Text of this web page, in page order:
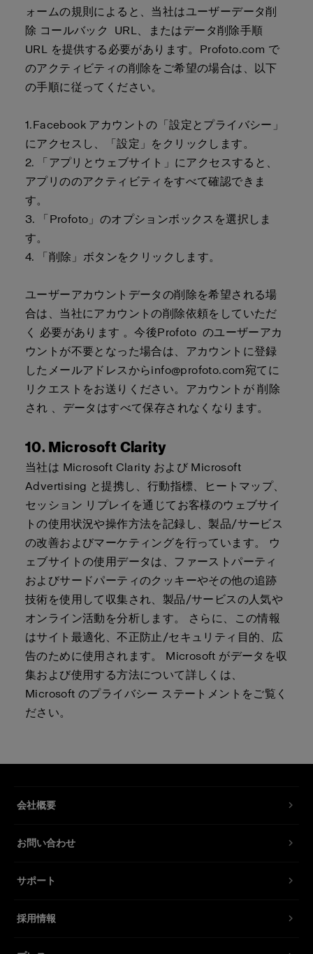
ォームの規則によると、当社はユーザーデータ削
除 コールバック
URL、またはデータ削除手順
URL を提供する 必要があります。 Profoto.com で
のアクティビティの削除をご希望の場合は、以下
の手順に従ってください。
1.Facebook アカウントの「設定とプライバシー」
にアクセスし、「設定」をクリックします。
2.
「アプリとウェブサイト」にアクセスすると、
アプリののアクティビティをすべて確認できま
す。
3.
「Profoto」 のオプションボックス を選択しま
す。
4.
「削除」ボタンをクリックします。
ユーザーアカウントデータの削除を希望される場
合は、当社にアカウントの削除依頼をしていただ
く 必要があります 。今後Profoto のユーザーアカ
ウントが不要となった場合は、アカウントに登録
したメールアドレスからinfo@profoto.com宛てに
リクエストをお送りください。アカウントが削除
され 、データはすべて保存されなくなります。
10. Microsoft Clarity
当社は Microsoft Clarity および Microsoft
Advertising と提携し、行動指標、ヒートマップ、
セッション リプレイを通じてお客様のウェブサイ
トの使用状況や操作方法を記録し、製品/サービス
の改善およびマーケティングを行っています。 ウ
ェブサイトの使用データは、ファーストパーティ
およびサードパーティのクッキーやその他の追跡
技術を使用して収集され、製品/サービスの人気や
オンライン活動を分析します。 さらに、この情報
はサイト最適化、不正防止/セキュリティ目的、広
告のために使用されます。 Microsoft がデータを収
集および使用する方法について詳しくは、
Microsoft のプライバシー ステートメントをご覧く
ださい。
会社概要
お問い合わせ
サポート
採用情報